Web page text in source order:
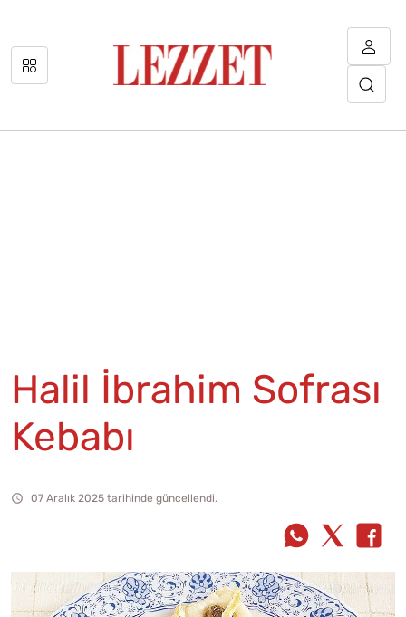
Halil İbrahim Sofrası
Kebabı
07 Aralık 2025 tarihinde güncellendi.